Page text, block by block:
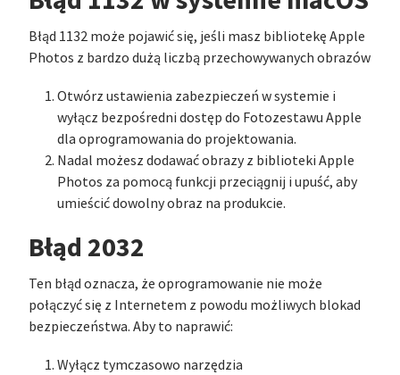
Błąd 1132 może pojawić się, jeśli masz bibliotekę Apple
Photos z bardzo dużą liczbą przechowywanych obrazów
Otwórz ustawienia zabezpieczeń w systemie i
wyłącz bezpośredni dostęp do Fotozestawu Apple
dla oprogramowania do projektowania.
Nadal możesz dodawać obrazy z biblioteki Apple
Photos za pomocą funkcji przeciągnij i upuść, aby
umieścić dowolny obraz na produkcie.
Błąd 2032
Ten błąd oznacza, że oprogramowanie nie może
połączyć się z Internetem z powodu możliwych blokad
bezpieczeństwa. Aby to naprawić:
Wyłącz tymczasowo narzędzia